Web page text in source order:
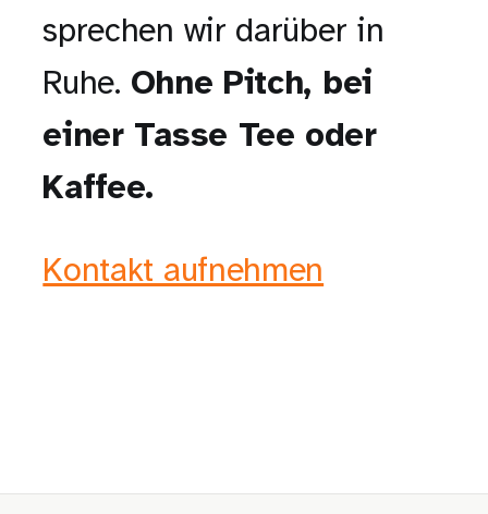
sprechen wir darüber in
Ruhe. Ohne Pitch, bei
einer Tasse Tee oder
Kaffee.
Kontakt aufnehmen